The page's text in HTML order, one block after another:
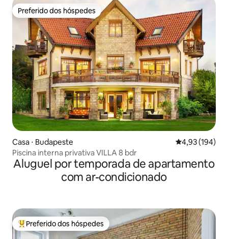
Preferido dos hóspedes
Preferido dos hóspedes
Casa ⋅ Budapeste 4,93 de uma
4,93 (194)
Piscina interna privativa VILLA 8 bdr
Aluguel por temporada de apartamento
com ar-condicionado
Entre os melhores preferidos dos hóspedes
Preferido dos hóspedes